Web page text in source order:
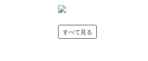
すべて見る